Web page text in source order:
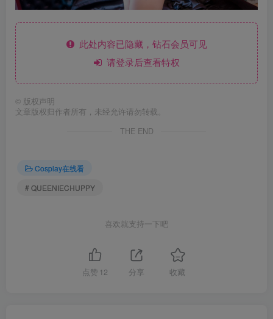
此处内容已隐藏，钻石会员可见
请登录后查看特权
© 版权声明
文章版权归作者所有，未经允许请勿转载。
THE END
Cosplay在线看
# QUEENIECHUPPY
喜欢就支持一下吧
点赞 12 分享 收藏